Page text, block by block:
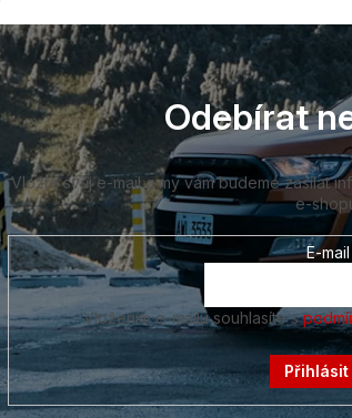
Odebírat
Vložte svůj e-mail a my vám budeme zasílat
e-
E-mail
Vložením e-mailu souhlasíte s
Přihlásit